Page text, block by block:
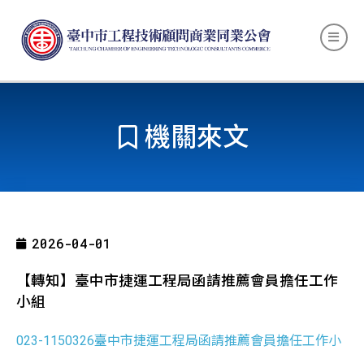
機關來文
2026-04-01
【轉知】臺中市捷運工程局函請推薦會員擔任工作
小組
023-1150326臺中市捷運工程局函請推薦會員擔任工作小